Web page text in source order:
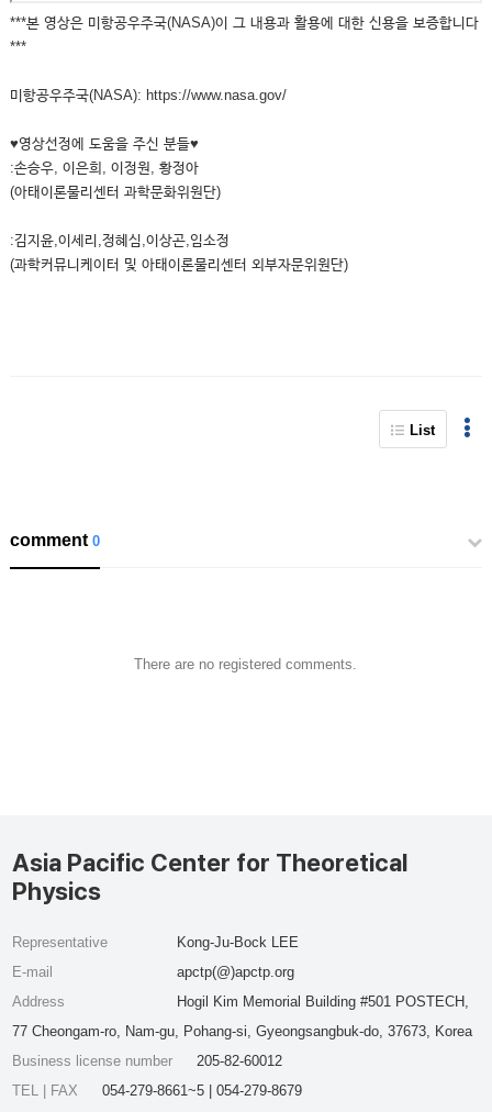
***본 영상은 미항공우주국(NASA)이 그 내용과 활용에 대한 신용을 보증합니다
***
미항공우주국(NASA): https://www.nasa.gov/
♥영상선정에 도움을 주신 분들♥
:손승우, 이은희, 이정원, 황정아
(아태이론물리센터 과학문화위원단)
:김지윤,이세리,정혜심,이상곤,임소정
(과학커뮤니케이터 및 아태이론물리센터 외부자문위원단)
List
comment0
There are no registered comments.
Asia Pacific Center for Theoretical
Physics
Representative
Kong-Ju-Bock LEE
E-mail
apctp(@)apctp.org
Address
Hogil Kim Memorial Building #501 POSTECH,
77 Cheongam-ro, Nam-gu, Pohang-si, Gyeongsangbuk-do, 37673, Korea
Business license number
205-82-60012
TEL | FAX
054-279-8661~5 | 054-279-8679